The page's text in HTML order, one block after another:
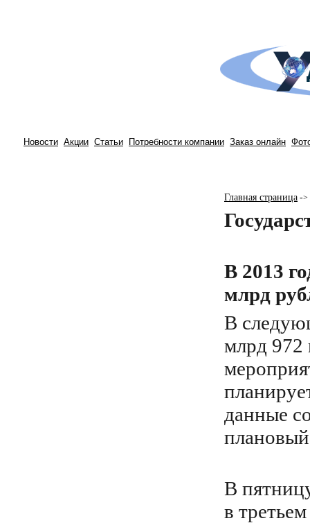
Новости Акции Статьи Потребности компании Заказ онлайн
Главная страница ->
В 2013
млрд
В
млрд 972
данные
В
в